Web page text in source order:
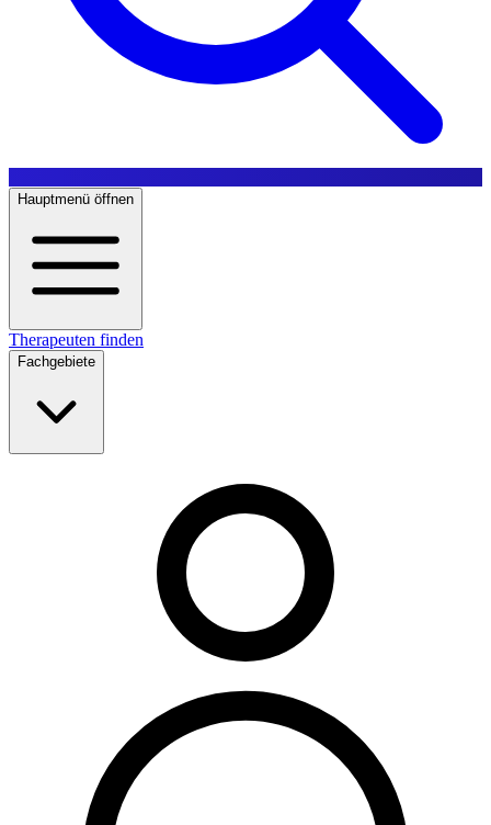
Hauptmenü öffnen
Therapeuten finden
Fachgebiete